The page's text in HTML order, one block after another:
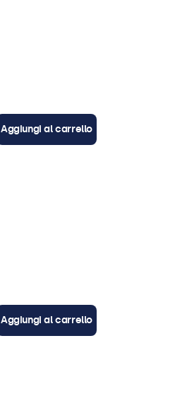
Aggiungi al carrello
Aggiungi al carrello